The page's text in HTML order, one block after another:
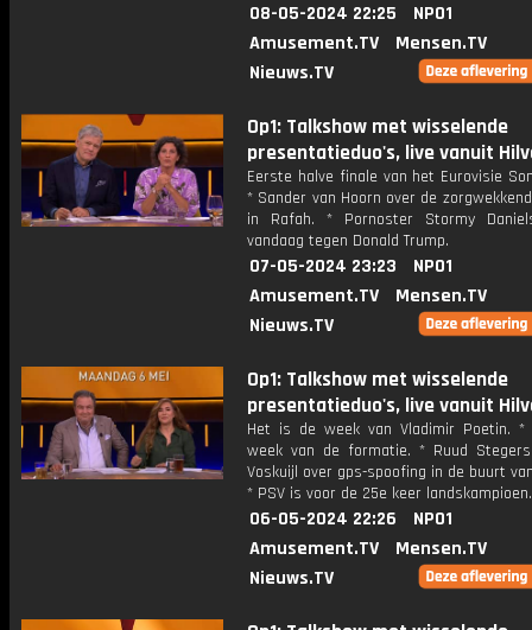
08-05-2024 22:25
NPO1
Amusement.TV
Mensen.TV
Nieuws.TV
Op1: Talkshow met wisselende
presentatieduo's, live vanuit
Eerste halve finale van het Eurovisie
* Sander van Hoorn over de
in Rafah. * Pornoster Stormy
vandaag tegen Donald Trump.
07-05-2024 23:23
NPO1
Amusement.TV
Mensen.TV
Nieuws.TV
Op1: Talkshow met wisselende
presentatieduo's, live vanuit
Het is de week van Vladimir Poetin. *
week van de formatie. * Ruud
Voskuijl over gps-spoofing in de buurt
* PSV is voor de 25e keer landskampioen.
06-05-2024 22:26
NPO1
Amusement.TV
Mensen.TV
Nieuws.TV